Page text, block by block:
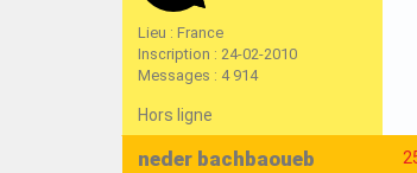
Lieu : France
Inscription : 24-02-2010
Messages : 4 914
Hors ligne
neder bachbaoueb